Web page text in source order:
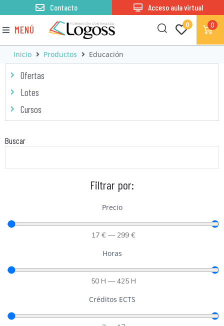
MENÚ 0 0
Contacto Acceso aula virtual
Inicio Productos Educación
Ofertas
Lotes
Cursos
Buscar
Filtrar por:
Precio
17 €— 299 €
Horas
50 H — 425 H
Créditos ECTS